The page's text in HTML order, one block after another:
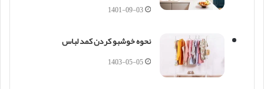
1401-09-03
نحوه خوشبو کردن کمد لباس
1403-05-05